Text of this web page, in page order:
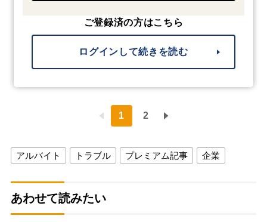
ご登録済の方はこちら
ログインして続きを読む
1 2
アルバイト トラブル プレミアム記事 企業
あわせて読みたい